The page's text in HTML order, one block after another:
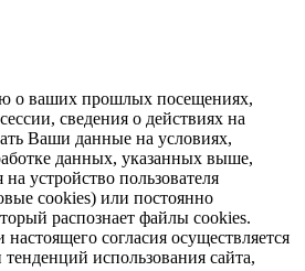
о ваших прошлых посещениях,
сведения о действиях на
Ваши данные на условиях,
данных, указанных выше,
устройство пользователя
cookies) или постоянно
распознает файлы cookies.
согласия осуществляется
использования сайта,